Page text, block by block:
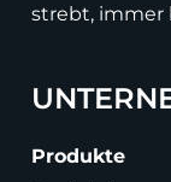
strebt, immer
Produkte